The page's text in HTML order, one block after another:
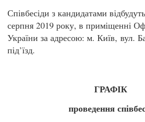
Співбесіди з кандидатами
серпня 2019 року, в приміщенні
України за адресою: м. Київ, вул.
під’їзд.
ГРАФІК
проведення